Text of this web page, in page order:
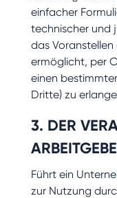
einfacher
technischer und
das Voranstellen
ermöglicht, per
einen
Dritte) zu
3. DER
Führt ein
zur Nutzung